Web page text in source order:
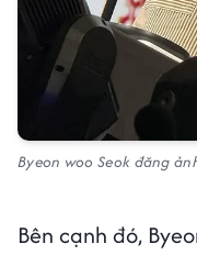
Byeon woo Seok đăng
Bên cạnh đó,